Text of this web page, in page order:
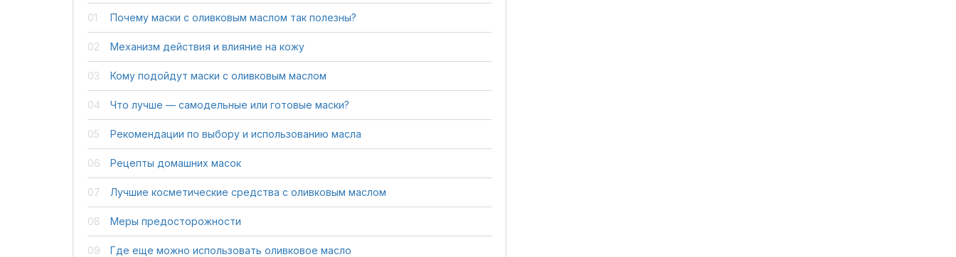
Почему маски с оливковым маслом так полезны?
Механизм действия и влияние на кожу
Кому подойдут маски с оливковым маслом
Что лучше — самодельные или готовые маски?
Рекомендации по выбору и использованию масла
Рецепты домашних масок
Лучшие косметические средства с оливковым маслом
Меры предосторожности
Где еще можно использовать оливковое масло